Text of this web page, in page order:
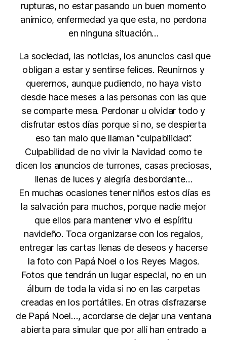
rupturas, no estar pasando un buen momento
anímico, enfermedad ya que esta, no perdona
en ninguna situación…
La sociedad, las noticias, los anuncios casi que
obligan a estar y sentirse felices. Reunirnos y
querernos, aunque pudiendo, no haya visto
desde hace meses a las personas con las que
se comparte mesa. Perdonar u olvidar todo y
disfrutar estos días porque si no, se despierta
eso tan malo que llaman “culpabilidad”.
Culpabilidad de no vivir la Navidad como te
dicen los anuncios de turrones, casas preciosas,
llenas de luces y alegría desbordante…
En muchas ocasiones tener niños estos días es
la salvación para muchos, porque nadie mejor
que ellos para mantener vivo el espíritu
navideño. Toca organizarse con los regalos,
entregar las cartas llenas de deseos y hacerse
la foto con Papá Noel o los Reyes Magos.
Fotos que tendrán un lugar especial, no en un
álbum de toda la vida si no en las carpetas
creadas en los portátiles. En otras disfrazarse
de Papá Noel…, acordarse de dejar una ventana
abierta para simular que por allí han entrado a